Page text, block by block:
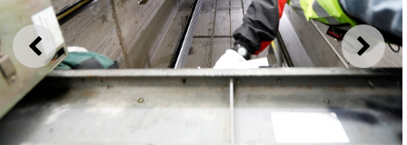
ANTERIOR